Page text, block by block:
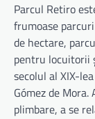
Parcul Retiro
frumoase
de hectare,
pentru locuitorii
secolul al XIX-
Gómez de
plimbare, a se